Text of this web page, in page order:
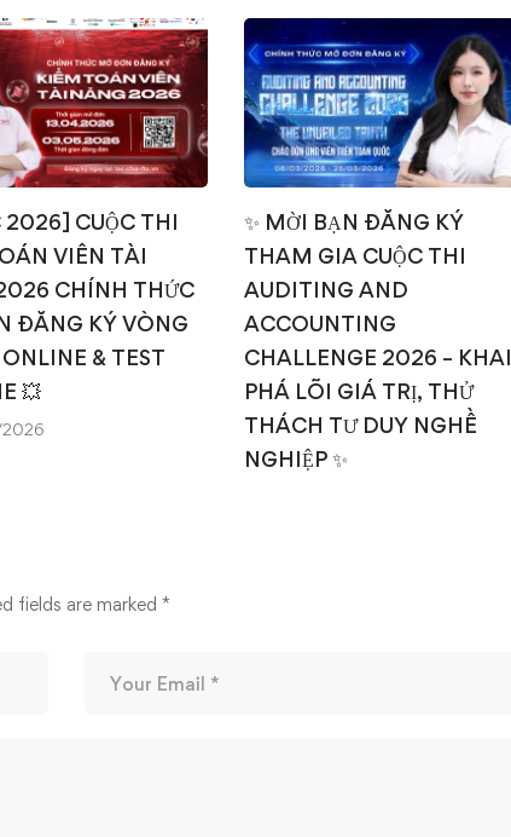
2026] CUỘC THI
VIÊN TÀI
CHÍNH THỨC
ĐĂNG KÝ VÒNG
ONLINE & TEST
💥
✨ MỜI BẠN ĐĂNG KÝ
THAM GIA CUỘC THI
AUDITING AND
ACCOUNTING
CHALLENGE 2026 – KHAI
PHÁ LÕI GIÁ TRỊ, THỬ
THÁCH TƯ DUY NGHỀ
NGHIỆP ✨
fields are marked *